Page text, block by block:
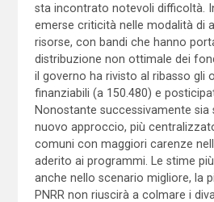
sta incontrato notevoli difficoltà.
emerse criticità nelle modalità di
risorse, con bandi che hanno
distribuzione non ottimale dei
il governo ha rivisto al ribasso gli
finanziabili (a 150.480) e
Nonostante successivamente
nuovo approccio, più
comuni con maggiori carenze
aderito ai programmi. Le stime
anche nello scenario migliore, la
PNRR non riuscirà a colmare i